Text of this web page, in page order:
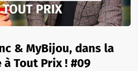
& MyBijou, dans la
à Tout Prix ! #09